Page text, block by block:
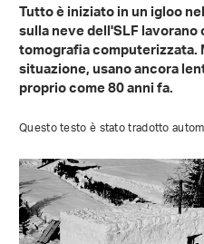
Tutto è iniziato in un igloo
sulla neve dell'SLF lavorano
tomografia computerizzata.
situazione, usano ancora
proprio come 80 anni fa.
Questo testo è stato tradotto